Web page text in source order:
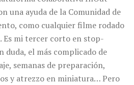
una ayuda de la Comunidad de
como cualquier filme rodado
Es mi tercer corto en stop-
duda, el más complicado de
semanas de preparación,
y atrezzo en miniatura… Pero